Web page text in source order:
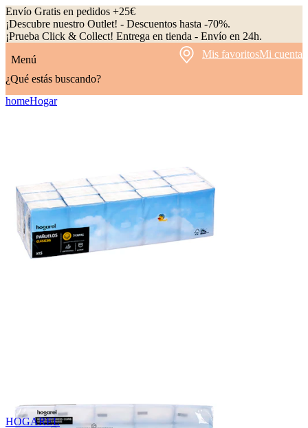
Envío Gratis en pedidos +25€
¡Descubre nuestro Outlet! - Descuentos hasta -70%.
¡Prueba Click & Collect! Entrega en tienda - Envío en 24h.
Menú
Mis favoritosMi cuenta
¿Qué estás buscando?
homeHogar
HOGAREL